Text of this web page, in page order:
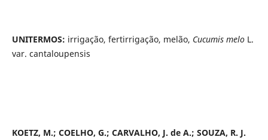
UNITERMOS: irrigação, fertirrigação, melão, Cucumis meloL.
var. cantaloupensis
KOETZ, M.; COELHO, G.; CARVALHO, J. de A.; SOUZA, R. J.